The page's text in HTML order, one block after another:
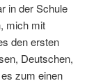
in der Schule
mich mit
den ersten
Deutschen,
zum einen